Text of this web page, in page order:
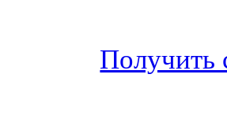
Получить